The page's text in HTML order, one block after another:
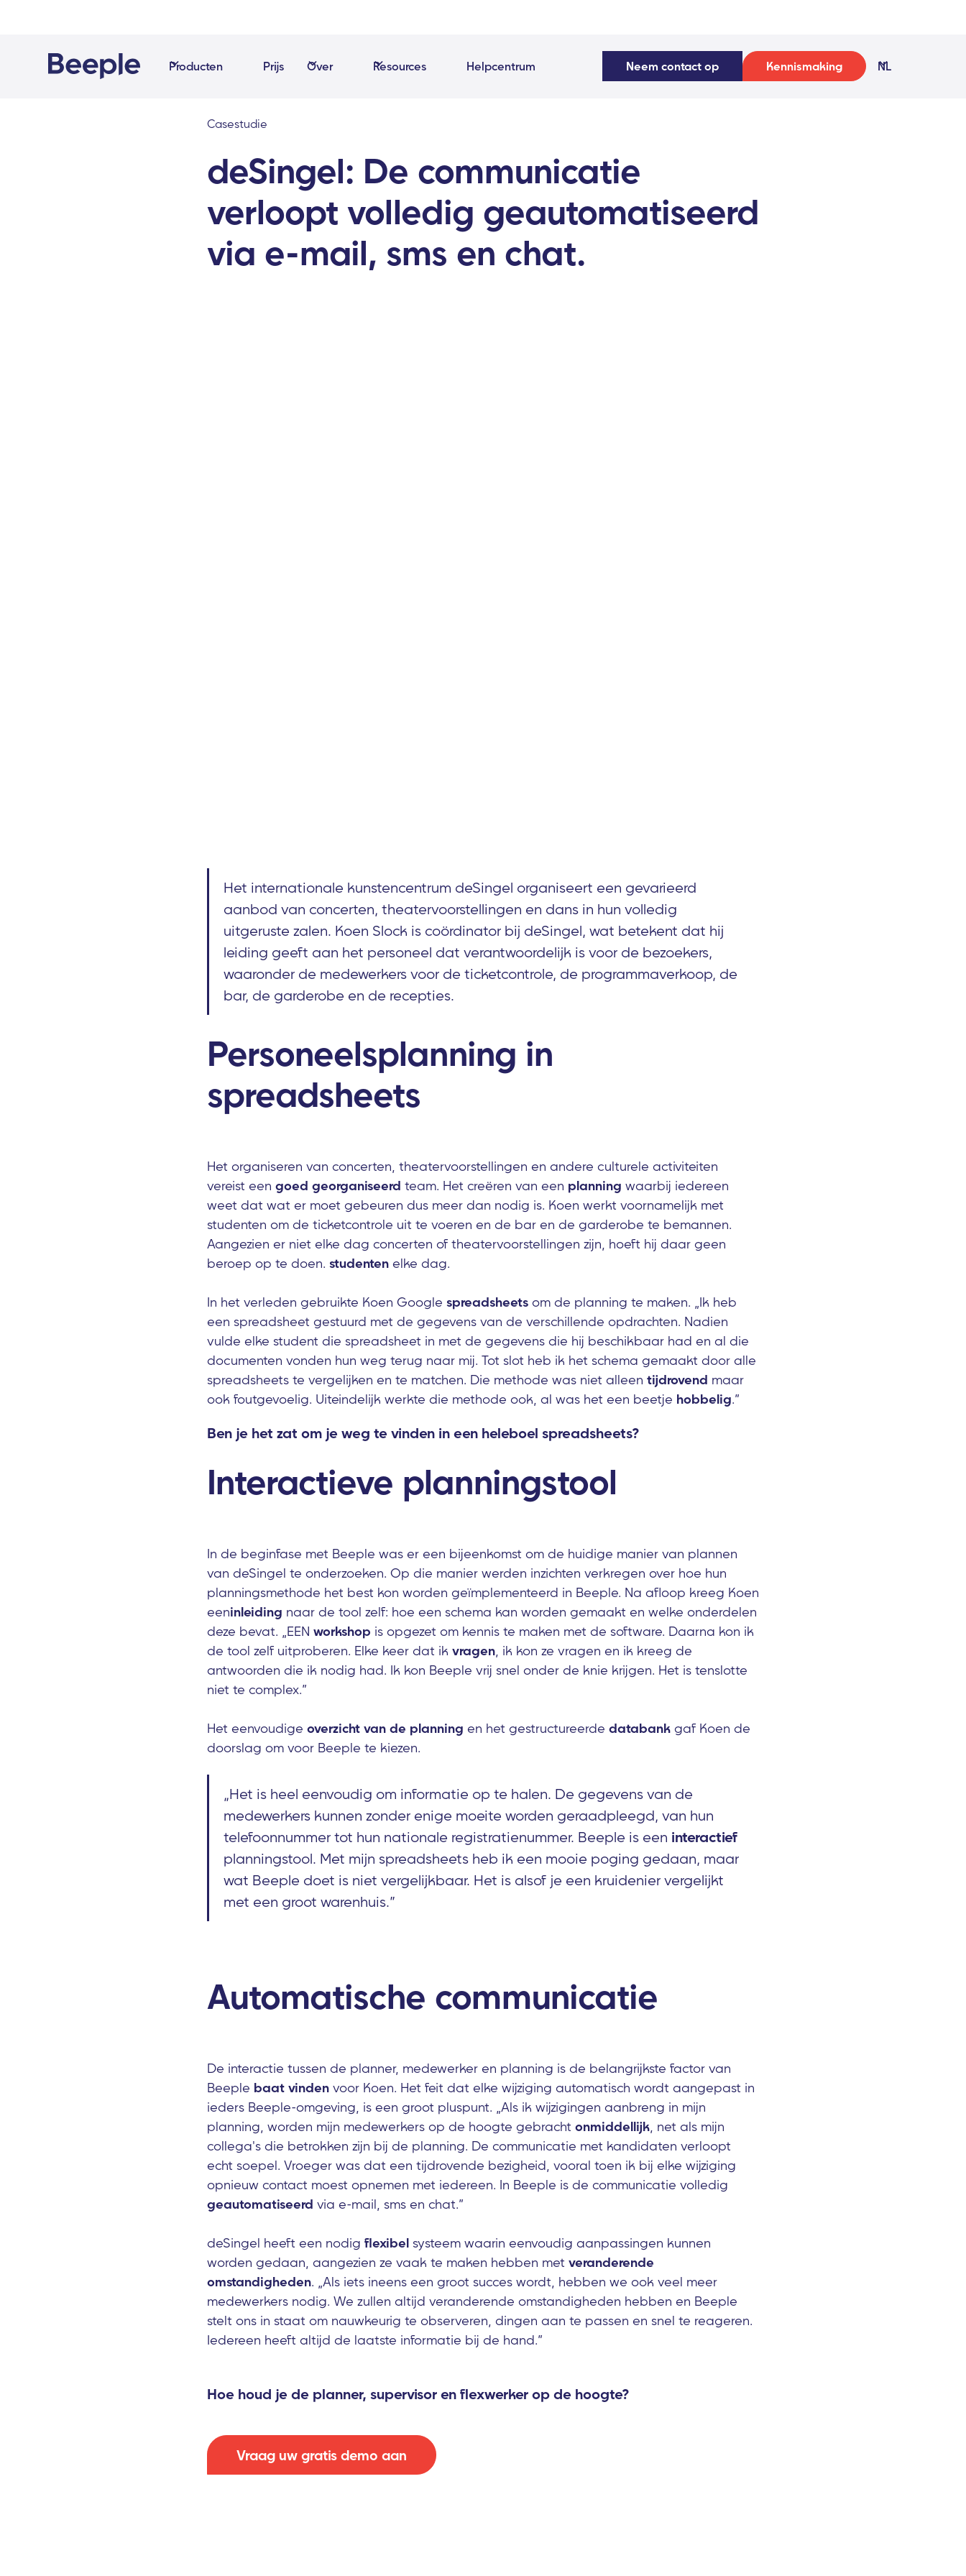
Producten Prijs Over Resources Helpcentrum Neem contact op Kennismaking NL
Casestudie
deSingel: De communicatie
verloopt volledig geautomatiseerd
via e-mail, sms en chat.
Het internationale kunstencentrum deSingel organiseert een gevarieerd
aanbod van concerten, theatervoorstellingen en dans in hun volledig
uitgeruste zalen. Koen Slock is coördinator bij deSingel, wat betekent dat hij
leiding geeft aan het personeel dat verantwoordelijk is voor de bezoekers,
waaronder de medewerkers voor de ticketcontrole, de programmaverkoop, de
bar, de garderobe en de recepties.
Personeelsplanning in
spreadsheets
Het organiseren van concerten, theatervoorstellingen en andere culturele activiteiten
vereist een goed georganiseerd team. Het creëren van een planning waarbij iedereen
weet dat wat er moet gebeuren dus meer dan nodig is. Koen werkt voornamelijk met
studenten om de ticketcontrole uit te voeren en de bar en de garderobe te bemannen.
Aangezien er niet elke dag concerten of theatervoorstellingen zijn, hoeft hij daar geen
beroep op te doen. studenten elke dag.
In het verleden gebruikte Koen Google spreadsheets om de planning te maken. „Ik heb
een spreadsheet gestuurd met de gegevens van de verschillende opdrachten. Nadien
vulde elke student die spreadsheet in met de gegevens die hij beschikbaar had en al die
documenten vonden hun weg terug naar mij. Tot slot heb ik het schema gemaakt door alle
spreadsheets te vergelijken en te matchen. Die methode was niet alleen tijdrovend maar
ook foutgevoelig. Uiteindelijk werkte die methode ook, al was het een beetje hobbelig.”
Ben je het zat om je weg te vinden in een heleboel spreadsheets?
Interactieve planningstool
In de beginfase met Beeple was er een bijeenkomst om de huidige manier van plannen
van deSingel te onderzoeken. Op die manier werden inzichten verkregen over hoe hun
planningsmethode het best kon worden geïmplementeerd in Beeple. Na afloop kreeg Koen
eeninleiding naar de tool zelf: hoe een schema kan worden gemaakt en welke onderdelen
deze bevat. „EEN workshop is opgezet om kennis te maken met de software. Daarna kon ik
de tool zelf uitproberen. Elke keer dat ik vragen, ik kon ze vragen en ik kreeg de
antwoorden die ik nodig had. Ik kon Beeple vrij snel onder de knie krijgen. Het is tenslotte
niet te complex.”
Het eenvoudige overzicht van de planning en het gestructureerde databank gaf Koen de
doorslag om voor Beeple te kiezen.
„Het is heel eenvoudig om informatie op te halen. De gegevens van de
medewerkers kunnen zonder enige moeite worden geraadpleegd, van hun
telefoonnummer tot hun nationale registratienummer. Beeple is een interactief
planningstool. Met mijn spreadsheets heb ik een mooie poging gedaan, maar
wat Beeple doet is niet vergelijkbaar. Het is alsof je een kruidenier vergelijkt
met een groot warenhuis.”
Automatische communicatie
De interactie tussen de planner, medewerker en planning is de belangrijkste factor van
Beeple baat vinden voor Koen. Het feit dat elke wijziging automatisch wordt aangepast in
ieders Beeple-omgeving, is een groot pluspunt. „Als ik wijzigingen aanbreng in mijn
planning, worden mijn medewerkers op de hoogte gebracht onmiddellijk, net als mijn
collega's die betrokken zijn bij de planning. De communicatie met kandidaten verloopt
echt soepel. Vroeger was dat een tijdrovende bezigheid, vooral toen ik bij elke wijziging
opnieuw contact moest opnemen met iedereen. In Beeple is de communicatie volledig
geautomatiseerd via e-mail, sms en chat.”
deSingel heeft een nodig flexibel systeem waarin eenvoudig aanpassingen kunnen
worden gedaan, aangezien ze vaak te maken hebben met veranderende
omstandigheden. „Als iets ineens een groot succes wordt, hebben we ook veel meer
medewerkers nodig. We zullen altijd veranderende omstandigheden hebben en Beeple
stelt ons in staat om nauwkeurig te observeren, dingen aan te passen en snel te reageren.
Iedereen heeft altijd de laatste informatie bij de hand.”
Hoe houd je de planner, supervisor en flexwerker op de hoogte?
Vraag uw gratis demo aan